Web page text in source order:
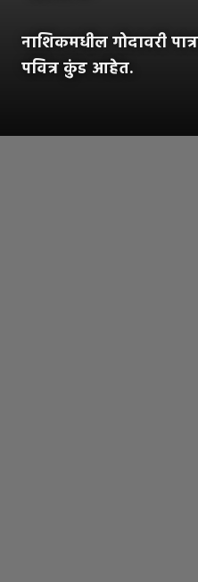
नाशिकमधील गोदावरी
पवित्र कुंड आहेत.